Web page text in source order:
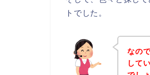
トでした。
なの
して